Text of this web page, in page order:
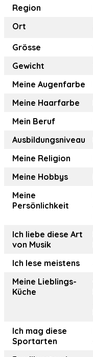
Region
Ort
Grösse
Gewicht
Meine Augenfarbe
Meine Haarfarbe
Mein Beruf
Ausbildungsniveau
Meine Religion
Meine Hobbys
Meine
Persönlichkeit
Ich liebe diese Art
von Musik
Ich lese meistens
Meine Lieblings-
Küche
Ich mag diese
Sportarten